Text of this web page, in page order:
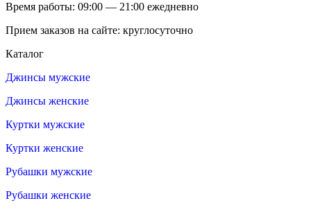
Время работы: 09:00 — 21:00 ежедневно
Прием заказов на сайте: круглосуточно
Каталог
Джинсы мужские
Джинсы женские
Куртки мужские
Куртки женские
Рубашки мужские
Рубашки женские